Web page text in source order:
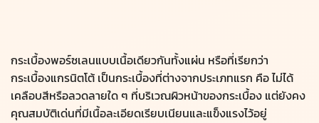
กระเบื้องพอร์ซเลนแบบเนื้อเดียวกันทั้งแผ่น หรือที่เรียกว่า
กระเบื้องแกรนิตโต้ เป็นกระเบื้องที่ต่างจากประเภทแรก คือ ไม่ได้
เคลือบสีหรือลวดลายใด ๆ ที่บริเวณผิวหน้าของกระเบื้อง แต่ยังคง
คุณสมบัติเด่นที่มีเนื้อละเอียดเรียบเนียนและแข็งแรงไว้อยู่